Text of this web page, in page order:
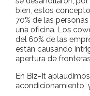
bien, estos
70% de las
una oficina. Los
del 60% de las
están causando
apertura de
En Biz-It
acondicionamiento,